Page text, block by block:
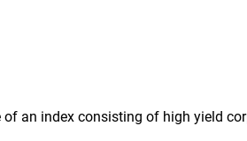
an index consisting of high yield